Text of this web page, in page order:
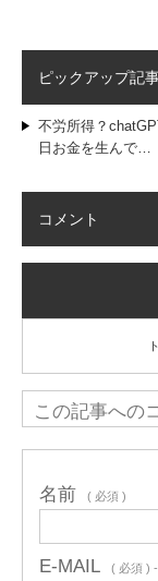
ピックアップ記
不労所得？
日お金を生んで…
コメント
この記事への
名前 ( 必須 )
E-MAIL ( 必須 )